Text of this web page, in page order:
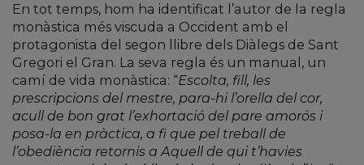
En tot temps, hom ha identificat l’autor de la regla
monàstica més viscuda a Occident amb el
protagonista del segon llibre dels Diàlegs de Sant
Gregori el Gran. La seva regla és un manual, un
camí de vida monàstica: “Escolta, fill, les
prescripcions del mestre, para-hi l’orella del cor,
acull de bon grat l’exhortació del pare amorós i
posa-la en pràctica, a fi que pel treball de
l’obediència retornis a Aquell de qui t’havies